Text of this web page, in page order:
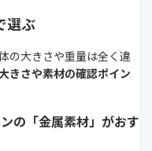
選ぶ
の大きさや重量は全く違
きさや素材の確認ポイン
の「金属素材」がおす